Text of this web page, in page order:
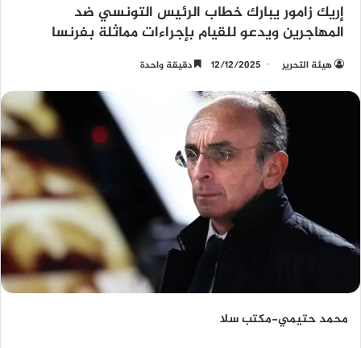
إريك زامور يبارك خطاب الرئيس التونسي ضد
المهاجرين ويدعو للقيام بإجراءات مماثلة بفرنسا
هيئة التحرير 12/12/2025 دقيقة واحدة
محمد حتيمي-مكتب سلا